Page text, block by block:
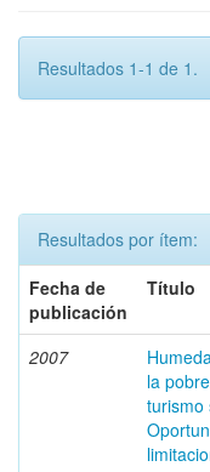
Resultados 1-1 de 1.
Resultados por ítem:
Fecha de
publicación
Título
2007
la
turismo